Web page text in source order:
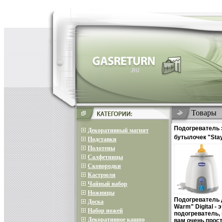
Декоративный магнит
Подставки
Полотены
Салфетницы
Сковородки
Кастрюли
Чайный набор
Ножницы
Доска
Набор ножей
Декоративное кашпо
Товары
Подогреватель
бутылочек
см
Warm" Digital -
вам очень